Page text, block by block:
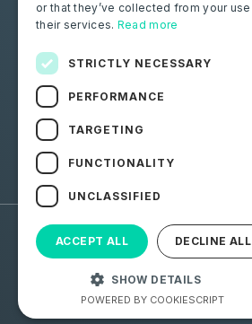
Privati
Seguici
Facebook
Linkedin
© 2026 Moba. Tutti i
Dati personali (GDPR)
CGV
Note
or that they’ve collected from your
their services. Read more
STRICTLY NECESSARY
PERFORMANCE
TARGETING
FUNCTIONALITY
UNCLASSIFIED
ACCEPT ALL DECLINE ALL
SHOW DETAILS
POWERED BY COOKIESCRIPT